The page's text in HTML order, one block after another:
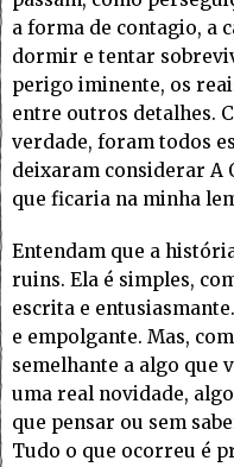
a forma de contagio, a
dormir e tentar
perigo iminente, os
entre outros detalhes.
verdade, foram todos
deixaram considerar A
que ficaria na minha
Entendam que a
ruins. Ela é simples,
escrita e
e empolgante. Mas,
semelhante a algo que
uma real novidade,
que pensar ou sem
Tudo o que ocorreu é